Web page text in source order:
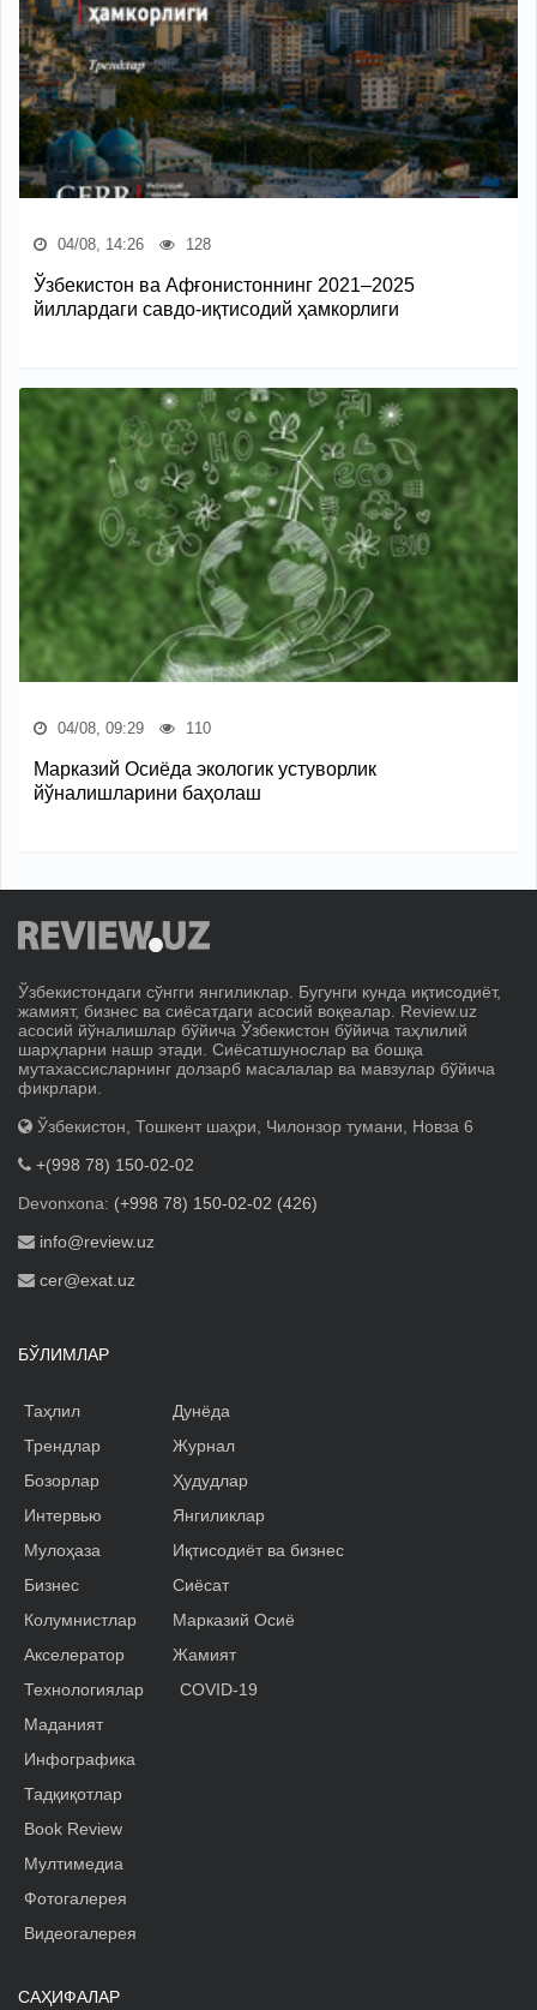
04/08, 14:26 128
Ўзбекистон ва Афғонистоннинг 2021–2025
йиллардаги савдо-иқтисодий ҳамкорлиги
04/08, 09:29 110
Марказий Осиёда экологик устуворлик
йўналишларини баҳолаш
Ўзбекистондаги сўнгги янгиликлар. Бугунги кунда иқтисодиёт,
жамият, бизнес ва сиёсатдаги асосий воқеалар. Review.uz
асосий йўналишлар бўйича Ўзбекистон бўйича таҳлилий
шарҳларни нашр этади. Сиёсатшунослар ва бошқа
мутахассисларнинг долзарб масалалар ва мавзулар бўйича
фикрлари.
Ўзбекистон, Тошкент шаҳри, Чилонзор тумани, Новза 6
+(998 78) 150-02-02
Devonxona: (+998 78) 150-02-02 (426)
info@review.uz
cer@exat.uz
БЎЛИМЛАР
Таҳлил
Трендлар
Бозорлар
Интервью
Мулоҳаза
Бизнес
Колумнистлар
Акселератор
Дунёда
Журнал
Ҳудудлар
Янгиликлар
Иқтисодиёт ва бизнес
Сиёсат
Марказий Осиё
Жамият
Технологиялар
Маданият
Инфографика
Тадқиқотлар
Book Review
Мултимедиа
Фотогалерея
Видеогалерея
COVID-19
САҲИФАЛАР